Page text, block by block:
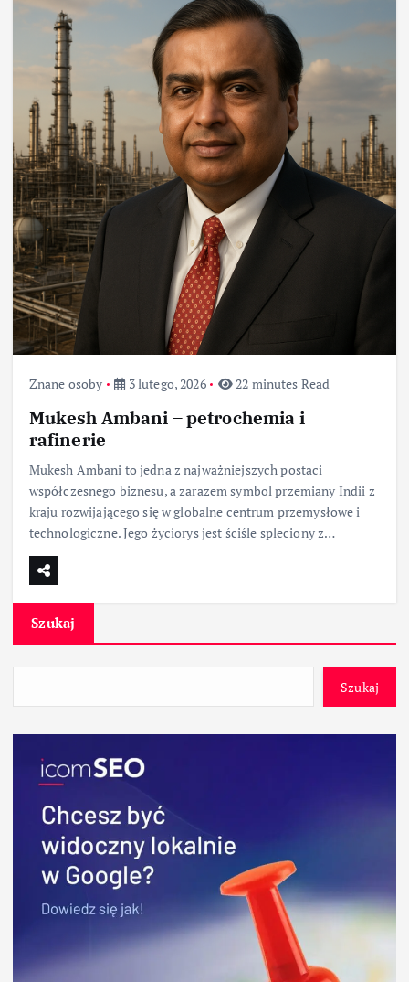
Znane osoby 3 lutego, 2026 22 minutes Read
Mukesh Ambani – petrochemia i
rafinerie
Mukesh Ambani to jedna z najważniejszych postaci
współczesnego biznesu, a zarazem symbol przemiany Indii z
kraju rozwijającego się w globalne centrum przemysłowe i
technologiczne. Jego życiorys jest ściśle spleciony z…
Szukaj
Szukaj